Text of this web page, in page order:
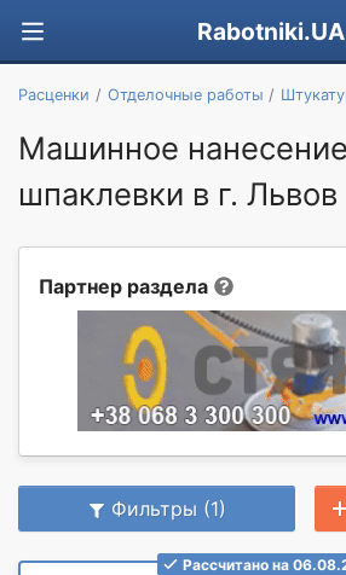
Rabotniki.UA
Расценки Отделочные работы
Машинное
шпаклевки в г. Львов
Партнер раздела
Фильтры (1)
Рассчитано на